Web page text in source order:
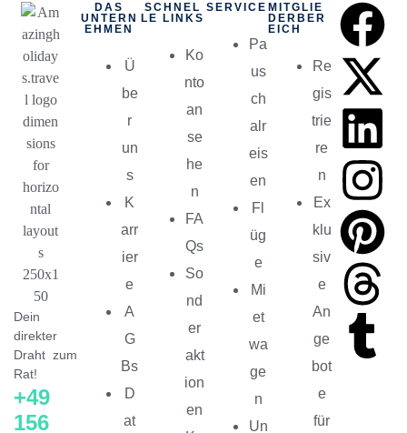
Dein
direkter
Draht zum
Rat!
+49
156
DAS
UNTERN
EHMEN
Ü
be
r
un
s
K
arr
ier
e
A
G
Bs
D
at
SCHNEL
LE LINKS
Ko
nto
an
se
he
n
FA
Qs
So
nd
er
akt
ion
en
SERVICE
Pa
us
ch
alr
eis
en
Fl
üg
e
Mi
et
wa
ge
n
Un
MITGLIE
DERBER
EICH
Re
gis
trie
re
n
Ex
klu
siv
e
An
ge
bot
e
für